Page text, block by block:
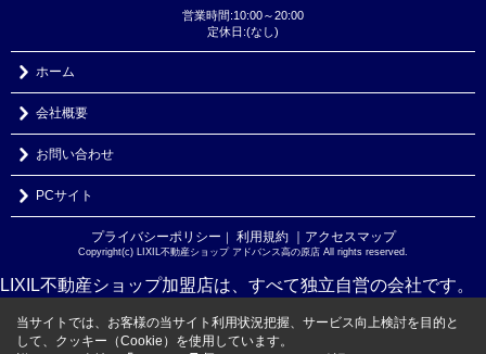
営業時間:10:00～20:00
定休日:(なし)
ホーム
会社概要
お問い合わせ
PCサイト
プライバシーポリシー 利用規約 ｜アクセスマップ
Copyright(c) LIXIL不動産ショップ アドバンス高の原店 All rights reserved.
LIXIL不動産ショップ加盟店は、すべて独立自営の会社です。
当サイトでは、お客様の当サイト利用状況把握、サービス向上検討を目的と
して、クッキー（Cookie）を使用しています。